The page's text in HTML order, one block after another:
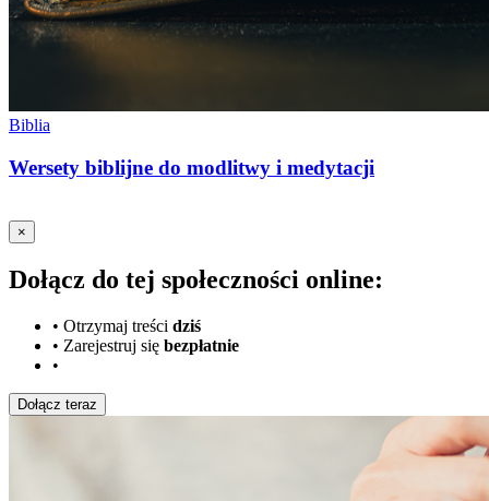
Biblia
Wersety biblijne do modlitwy i medytacji
×
Dołącz do tej społeczności online:
• Otrzymaj treści dziś
• Zarejestruj się bezpłatnie
•
Dołącz teraz